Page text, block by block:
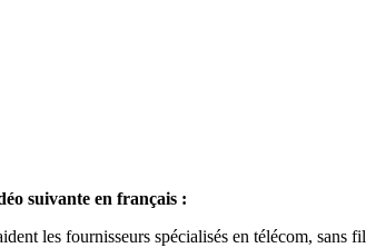
suivante en français :
les fournisseurs spécialisés en télécom, sans